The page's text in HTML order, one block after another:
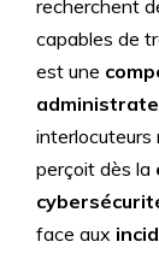
recherchent
capables de
est une
interlocuteurs
perçoit dès la
face aux